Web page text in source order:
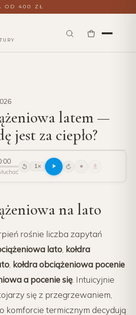
OD 400 ZŁ
latem —
jest za ciepło?
15 1× 15
na lato
rośnie liczba zapytań
lato kołdra
kołdra obciążeniowa pocenie
a pocenie się. Intuicyjnie
się z przegrzewaniem,
komforcie termicznym decydują